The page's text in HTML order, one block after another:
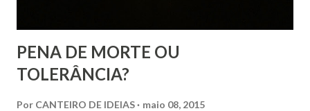
PENA DE MORTE OU
TOLERÂNCIA?
Por CANTEIRO DE IDEIAS maio 08, 2015